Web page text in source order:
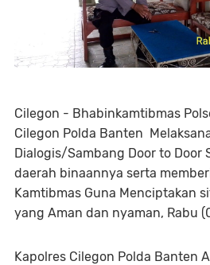
Cilegon - Bhabinkamtibmas
Cilegon Polda Banten
Dialogis/Sambang Door to Door
daerah binaannya serta
Kamtibmas Guna Menciptakan
yang Aman dan nyaman, Rabu
Kapolres Cilegon Polda Banten